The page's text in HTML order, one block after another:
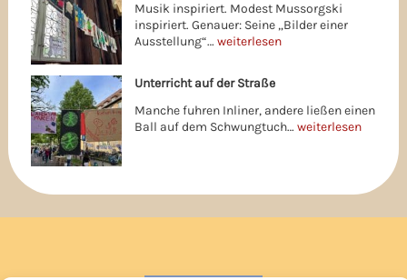
Musik inspiriert. Modest Mussorgski
inspiriert. Genauer: Seine „Bilder einer
Ausstellung“… weiterlesen
Unterricht auf der Straße
Manche fuhren Inliner, andere ließen einen
Ball auf dem Schwungtuch… weiterlesen